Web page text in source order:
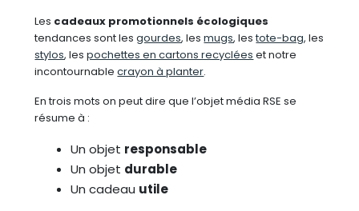
Les cadeaux promotionnels écologiques
tendances sont lesgourdes, lesmugs, lestote-bag, les
stylos, lespochettes en cartons recyclées et notre
incontournablecrayon à planter.
En trois mots on peut dire que l’objet média RSE se
résume à :
Un objet responsable
Un objet durable
Un cadeau utile